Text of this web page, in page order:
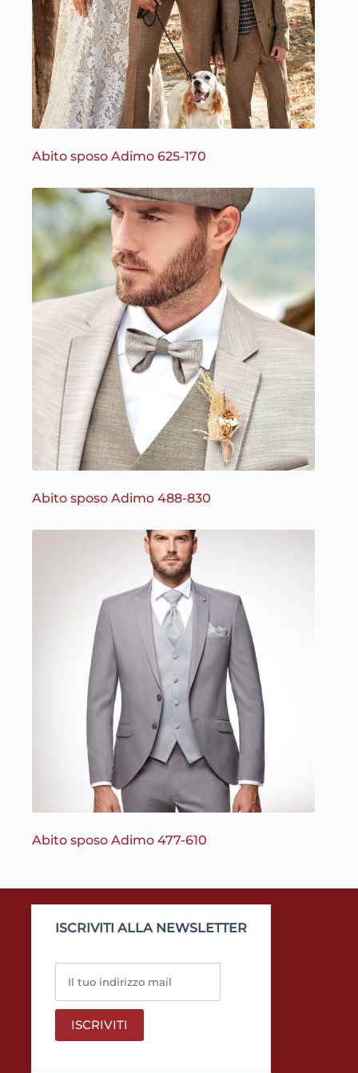
Abito sposo Adimo 625-170
Abito sposo Adimo 488-830
Abito sposo Adimo 477-610
ISCRIVITI ALLA NEWSLETTER